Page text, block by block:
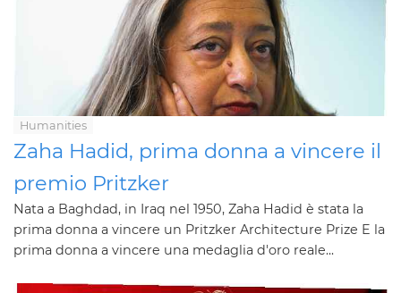
Humanities
Zaha Hadid, prima donna a vincere il
premio Pritzker
Nata a Baghdad, in Iraq nel 1950, Zaha Hadid è stata la
prima donna a vincere un Pritzker Architecture Prize E la
prima donna a vincere una medaglia d'oro reale...